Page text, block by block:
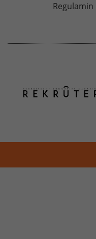
Regulamin